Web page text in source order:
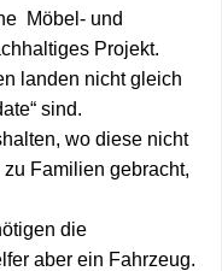
Möbel- und
Projekt.
landen nicht gleich
sind.
wo diese nicht
Familien gebracht,
die
aber ein Fahrzeug.